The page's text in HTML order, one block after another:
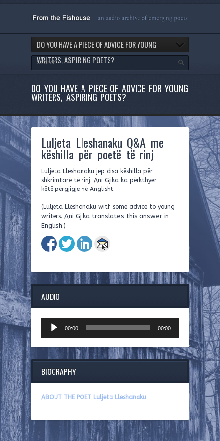
DO YOU HAVE A PIECE OF ADVICE FOR YOUNG
WRITERS, ASPIRING POETS?
DO YOU HAVE A PIECE OF ADVICE FOR YOUNG
WRITERS, ASPIRING POETS?
Luljeta Lleshanaku Q&A me
këshilla për poetë të rinj
Luljeta Lleshanaku jep disa këshilla për
shkrimtarë të rinj. Ani Gjika ka përkthyer
këtë përgjigje në Anglisht.
(Luljeta Lleshanaku with some advice to young
writers. Ani Gjika translates this answer in
English.)
AUDIO
Player
00:00 00:00
BIOGRAPHY
ABOUT THE POET Luljeta Lleshanaku